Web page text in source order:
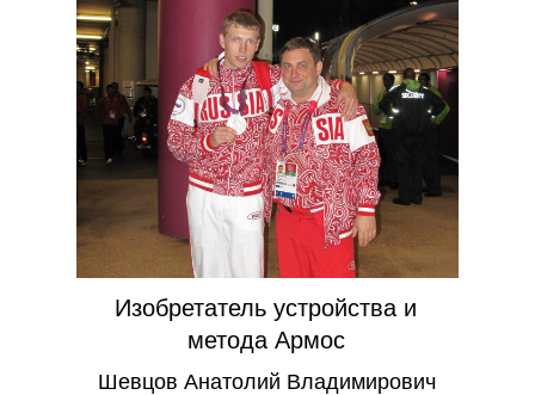
Изобретатель устройства и
метода Армос
Шевцов Анатолий Владимирович